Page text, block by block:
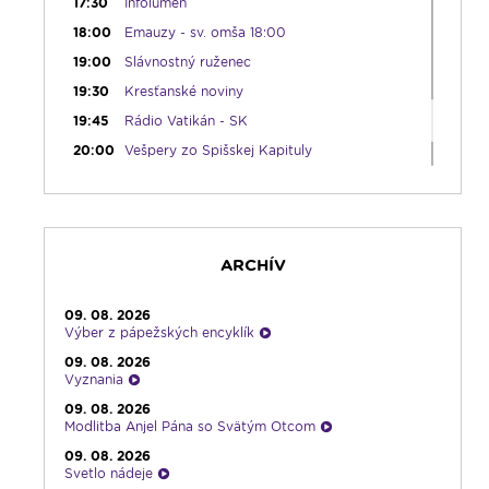
18:00
Emauzy - sv. omša 18:00
19:00
Slávnostný ruženec
19:30
Kresťanské noviny
19:45
Rádio Vatikán - SK
20:00
Vešpery zo Spišskej Kapituly
Infolumen - reprízaARCHÍV
09. 08. 2026
Výber z pápežských encyklík
09. 08. 2026
Vyznania
09. 08. 2026
Modlitba Anjel Pána so Svätým Otcom
09. 08. 2026
Svetlo nádeje